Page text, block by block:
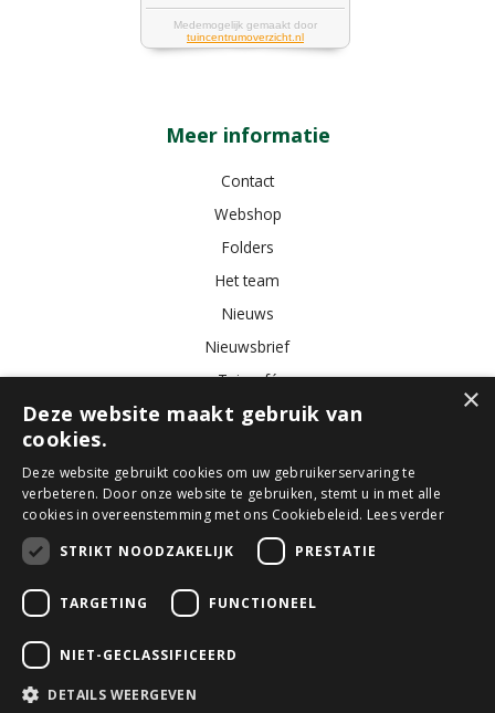
Meer informatie
Contact
Webshop
Folders
Het team
Nieuws
Nieuwsbrief
Tuincafé
Vacatures
Tuincentrum Bloemist Kamerplanten Kunstbloemen
Buitenplanten
Tuinmeubelen
© GroenRijk Den Bosch
Tuincentrum Overzicht
×
Deze website maakt gebruik van
cookies.
Deze website gebruikt cookies om uw gebruikerservaring te
verbeteren. Door onze website te gebruiken, stemt u in met alle
cookies in overeenstemming met ons Cookiebeleid. Lees verder
STRIKT NOODZAKELIJK
PRESTATIE
TARGETING FUNCTIONEEL
NIET-GECLASSIFICEERD
DETAILS WEERGEVEN